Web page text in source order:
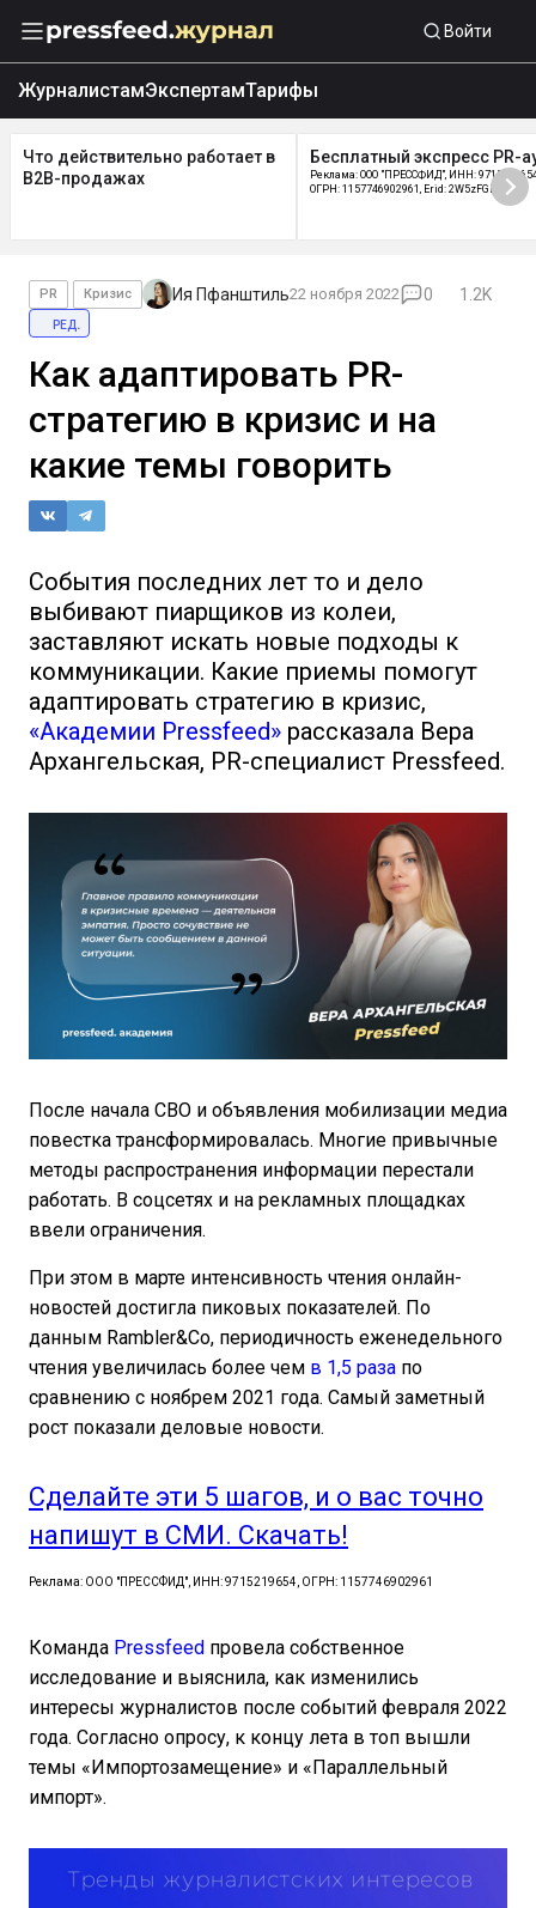
Войти
ЖурналистамЭкспертамТарифы
Что действительно работает в
B2B-продажах
Бесплатный экспресс PR-
Реклама: ООО "ПРЕССФИД", ИНН:
ОГРН: 1157746902961, Erid: 2W5zFGDycPz
PR Кризис Ия Пфанштиль22 ноября 2022 0
1.2K
ред.
Как адаптировать PR-
стратегию в кризис и на
какие темы говорить
События последних лет то и дело
выбивают пиарщиков из колеи,
заставляют искать новые подходы к
коммуникации. Какие приемы помогут
адаптировать стратегию в кризис,
«Академии Pressfeed» рассказала Вера
Архангельская, PR-специалист Pressfeed.
После начала СВО и объявления мобилизации медиа
повестка трансформировалась. Многие привычные
методы распространения информации перестали
работать. В соцсетях и на рекламных площадках
ввели ограничения.
При этом в марте интенсивность чтения онлайн-
новостей достигла пиковых показателей. По
данным Rambler&Co, периодичность еженедельного
чтения увеличилась более чем в 1,5 раза по
сравнению с ноябрем 2021 года. Самый заметный
рост показали деловые новости.
Сделайте эти 5 шагов, и о вас точно
напишут в СМИ. Скачать!
Реклама: ООО "ПРЕССФИД", ИНН: 9715219654, ОГРН: 1157746902961
Команда Pressfeed провела собственное
исследование и выяснила, как изменились
интересы журналистов после событий февраля 2022
года. Согласно опросу, к концу лета в топ вышли
темы «Импортозамещение» и «Параллельный
импорт».